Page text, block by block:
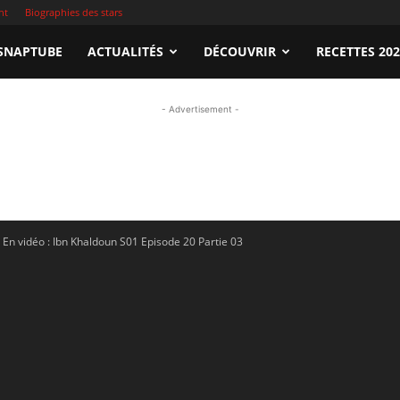
Biographies des stars
ACTUALITÉS DÉCOUVRIR RECETTES
- Advertisement -
En vidéo : Ibn Khaldoun S01 Episode 20 Partie 03